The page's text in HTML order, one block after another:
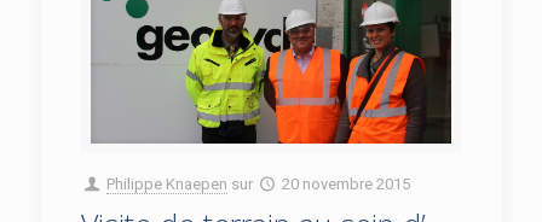
Philippe Knaepen sur 20 novembre 2015